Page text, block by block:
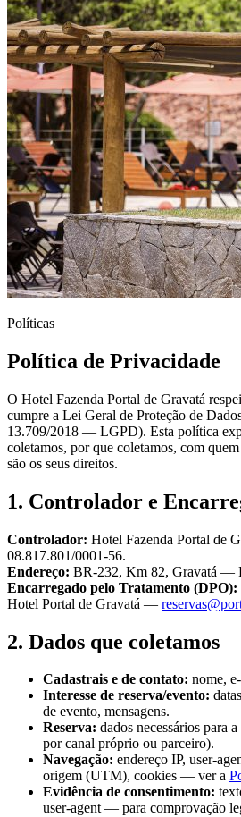
Políticas
Política de Privacidade
O Hotel Fazenda Portal de Gravatá
cumpre a Lei Geral de Proteção de
13.709/2018 — LGPD). Esta política
coletamos, por que coletamos, com
são os seus direitos.
1. Controlador e
Controlador: Hotel Fazenda Portal de
08.817.801/0001-56.
Endereço: BR-232, Km 82, Gravatá —
Encarregado pelo Tratamento (DPO):
Hotel Portal de Gravatá —
2. Dados que coletamos
Cadastrais e de contato: nome,
Interesse de reserva/evento:
de evento, mensagens.
Reserva: dados necessários para
por canal próprio ou parceiro).
Navegação: endereço IP, user-
origem (UTM), cookies — ver a
Evidência de consentimento:
user-agent — para comprovação